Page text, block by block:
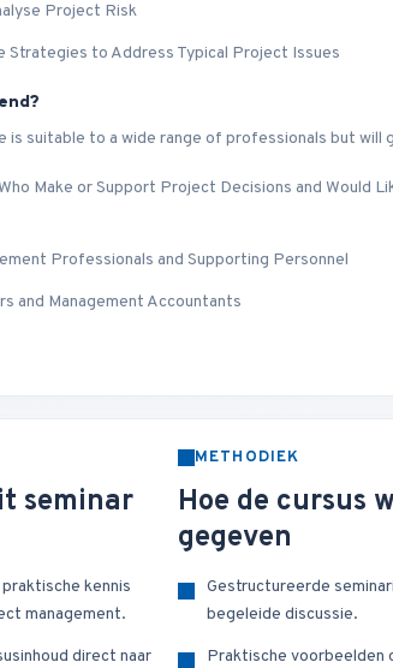
Project Risk
Strategies to Address Typical Project Issues
is suitable to a wide range of professionals but will
Make or Support Project Decisions and Would
Professionals and Supporting Personnel
and Management Accountants
seminar
kennis
management.
direct naar
METHODIEK
Hoe de cursus
gegeven
Gestructureerde
begeleide discussie.
Praktische voorbeelden